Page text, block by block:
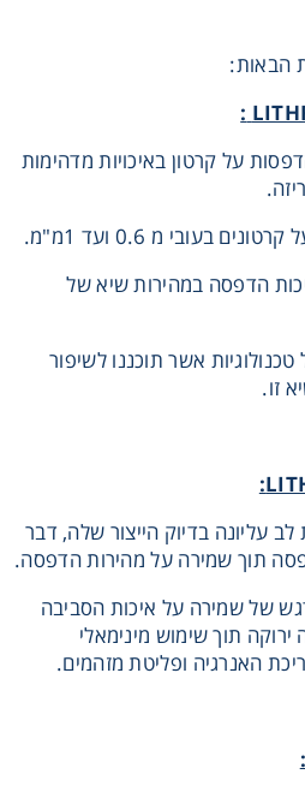
הבאות:
:
על קרטון באיכויות מדהימות
בעובי מ 0.6 ועד 1מ"מ.
הדפסה במהירות שיא של
אשר תוכננו לשיפור
זו.
:
עליונה בדיוק הייצור שלה, דבר
תוך שמירה על מהירות הדפסה.
של שמירה על איכות הסביבה
תוך שימוש מינימאלי
האנרגיה ופליטת מזהמים.
: